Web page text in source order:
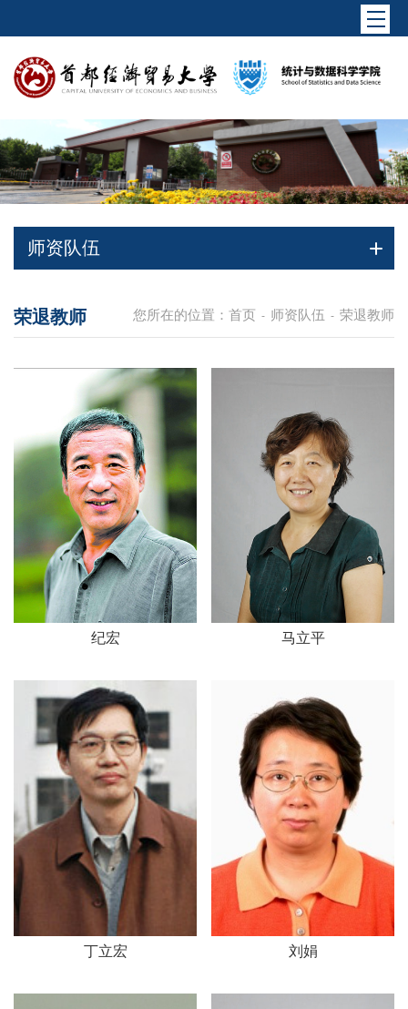
师资队伍
您所在的位置： 首页 - 师资队伍 - 荣退教师
荣退教师
纪宏 马立平
丁立宏 刘娟